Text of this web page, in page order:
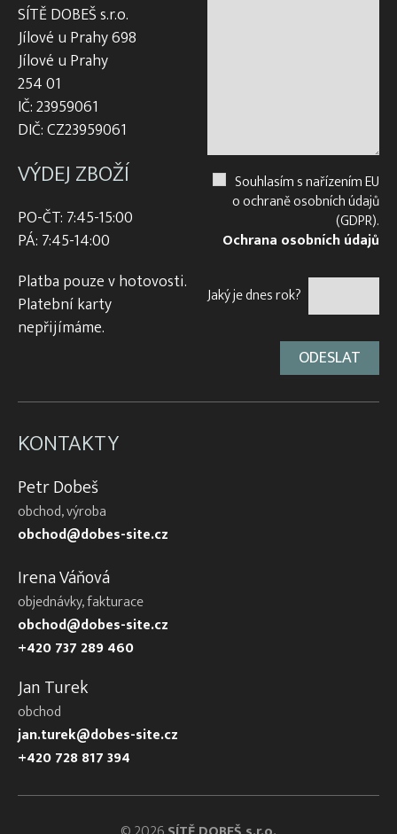
SÍTĚ DOBEŠ s.r.o.
Jílové u Prahy 698
Jílové u Prahy
254 01
IČ: 23959061
DIČ: CZ23959061
VÝDEJ ZBOŽÍ
PO-ČT: 7:45-15:00
PÁ: 7:45-14:00
Platba pouze v hotovosti.
Platební karty
nepřijímáme.
Souhlasím s nařízením EU
o ochraně osobních údajů
(GDPR).
Ochrana osobních údajů
Jaký je dnes rok?
KONTAKTY
Petr Dobeš
obchod, výroba
obchod@dobes-site.cz
Irena Váňová
objednávky, fakturace
obchod@dobes-site.cz
+420 737 289 460
Jan Turek
obchod
jan.turek@dobes-site.cz
+420 728 817 394